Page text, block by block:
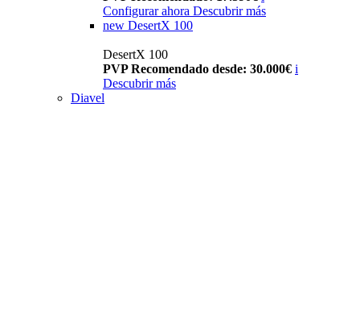
Configurar ahora Descubrir más
new DesertX 100
DesertX 100
PVP Recomendado desde: 30.000€ i
Descubrir más
Diavel